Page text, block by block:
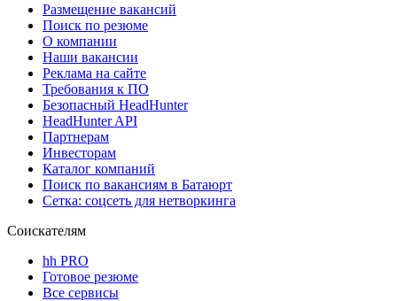
Размещение вакансий
Поиск по резюме
О компании
Наши вакансии
Реклама на сайте
Требования к ПО
Безопасный HeadHunter
HeadHunter API
Партнерам
Инвесторам
Каталог компаний
Поиск по вакансиям в Батаюрт
Сетка: соцсеть для нетворкинга
Соискателям
hh PRO
Готовое резюме
Все сервисы